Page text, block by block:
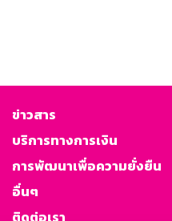
ข่าวสาร
บริการทางการเงิน
การพัฒนาเพื่อความยั่งยืน
อื่นๆ